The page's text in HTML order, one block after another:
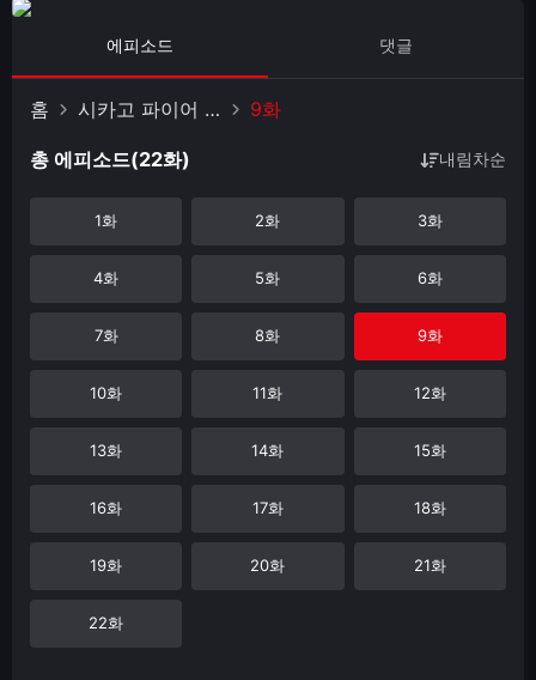
에피소드 댓글
홈 시카고 파이어 시즌 5 9화
총 에피소드(22화) 내림차순
1화 2화 3화
4화 5화 6화
7화 8화 9화
10화 11화 12화
13화 14화 15화
16화 17화 18화
19화 20화 21화
22화